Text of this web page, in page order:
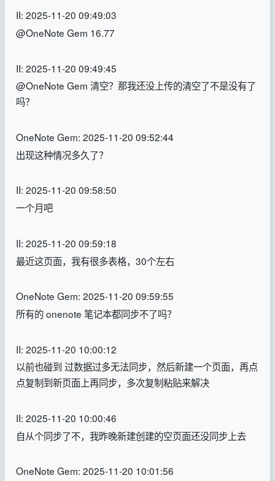
II: 2025-11-20 09:49:03
@OneNote Gem 16.77
II: 2025-11-20 09:49:45
@OneNote Gem 清空？那我还没上传的清空了不是没有了
吗？
OneNote Gem: 2025-11-20 09:52:44
出现这种情况多久了？
II: 2025-11-20 09:58:50
一个月吧
II: 2025-11-20 09:59:18
最近这页面，我有很多表格，30个左右
OneNote Gem: 2025-11-20 09:59:55
所有的 onenote 笔记本都同步不了吗？
II: 2025-11-20 10:00:12
以前也碰到 过数据过多无法同步，然后新建一个页面，再点
点复制到新页面上再同步，多次复制粘贴来解决
II: 2025-11-20 10:00:46
自从个同步了不，我昨晚新建创建的空页面还没同步上去
OneNote Gem: 2025-11-20 10:01:56